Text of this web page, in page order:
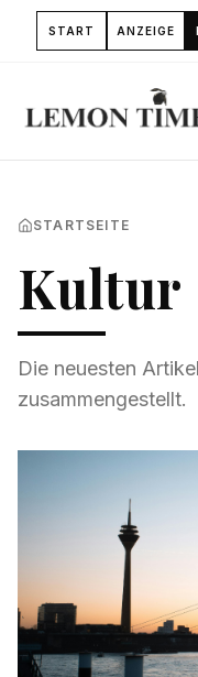
START ANZEIGE
STARTSEITE
Kultur
Die neuesten
zusammengestellt.